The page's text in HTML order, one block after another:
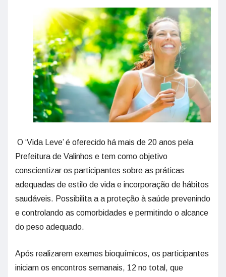
O ‘Vida Leve’ é oferecido há mais de 20 anos pela
Prefeitura de Valinhos e tem como objetivo
conscientizar os participantes sobre as práticas
adequadas de estilo de vida e incorporação de hábitos
saudáveis. Possibilita a a proteção à saúde prevenindo
e controlando as comorbidades e permitindo o alcance
do peso adequado.
Após realizarem exames bioquímicos, os participantes
iniciam os encontros semanais, 12 no total, que